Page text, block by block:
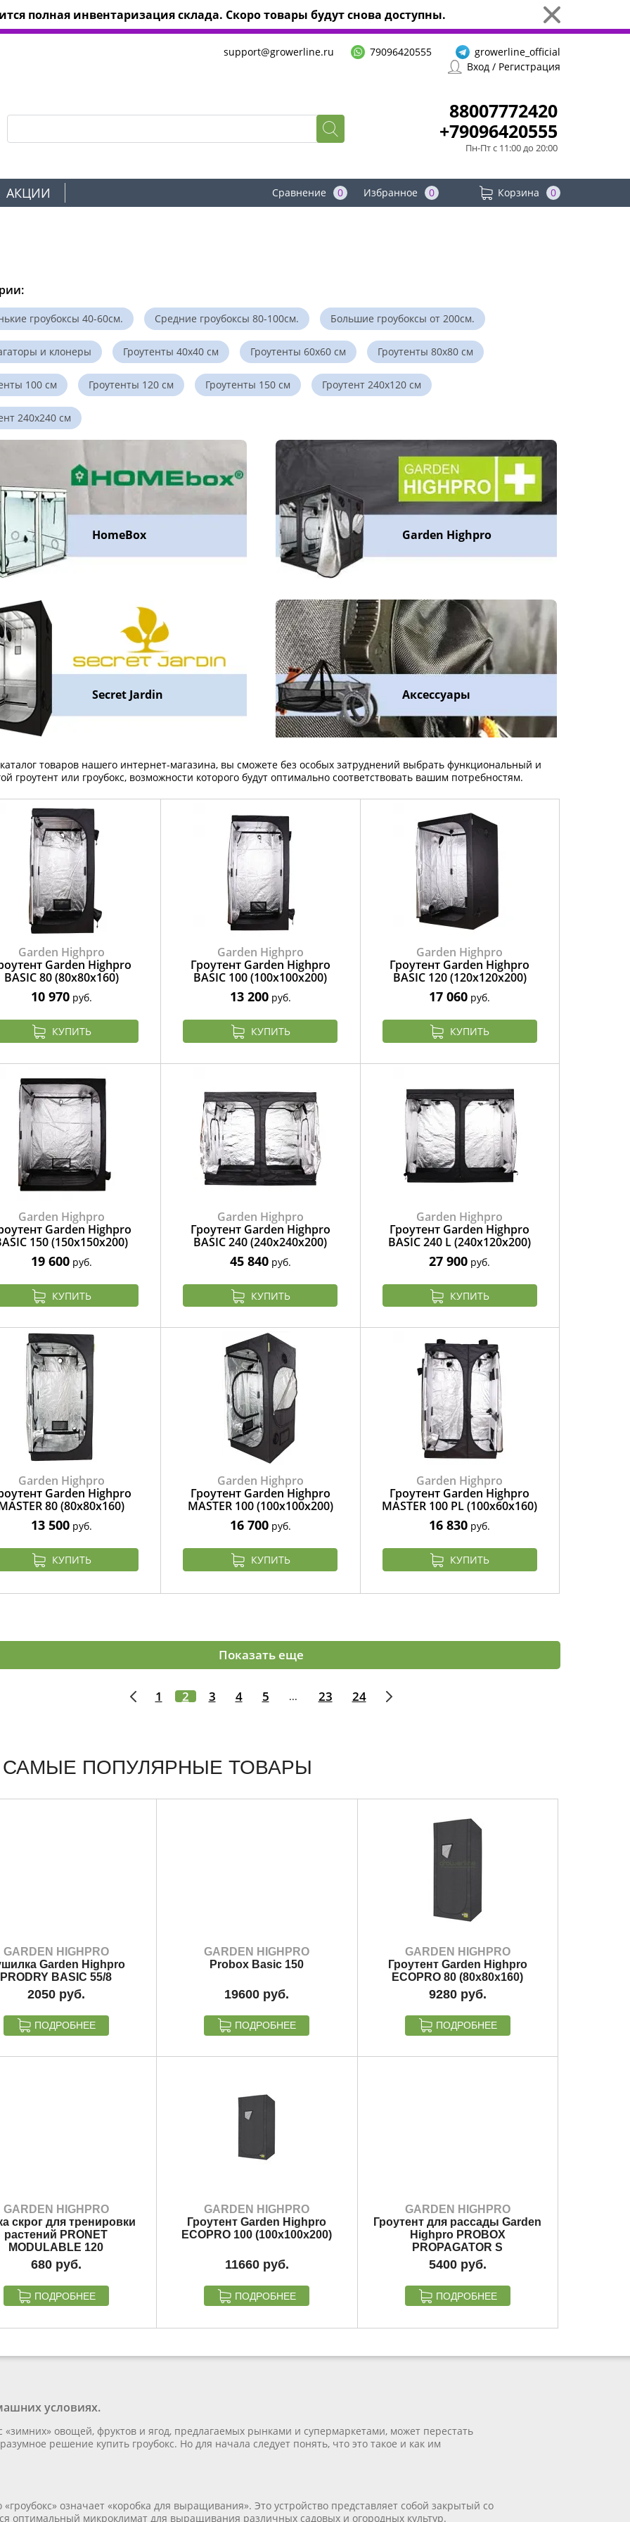
полная инвентаризация склада. Скоро товары будут снова доступны.
support@growerline.ru 79096420555
growerline_official
Вход / Регистрация
88007772420
+79096420555
Пн-Пт с 11:00 до 20:00
АКЦИИ Корзина 0
Избранное 0
Сравнение 0
гроубоксы 40-60см. Средние гроубоксы 80-100см. Большие гроубоксы от 200см.
и клонеры Гроутенты 40x40 см Гроутенты 60х60 см Гроутенты 80х80 см
100 см Гроутенты 120 см Гроутенты 150 см Гроутент 240х120 см
240x240 см
HomeBox Garden Highpro
Secret Jardin Аксессуары
товаров нашего интернет-магазина, вы сможете без особых затруднений выбрать функциональный и
гроутент или гроубокс, возможности которого будут оптимально соответствовать вашим потребностям.
Garden Highpro
Garden Highpro
BASIC 80 (80x80x160)
10 970руб.
КУПИТЬ
Garden Highpro
Гроутент Garden Highpro
BASIC 100 (100x100x200)
13 200руб.
КУПИТЬ
Garden Highpro
Гроутент Garden Highpro
BASIC 120 (120x120x200)
17 060 руб.
КУПИТЬ
Garden Highpro
Garden Highpro
150 (150x150x200)
19 600руб.
КУПИТЬ
Garden Highpro
Гроутент Garden Highpro
BASIC 240 (240x240x200)
45 840руб.
КУПИТЬ
Garden Highpro
Гроутент Garden Highpro
BASIC 240 L (240x120x200)
27 900 руб.
КУПИТЬ
Garden Highpro
Garden Highpro
80 (80x80x160)
13 500руб.
КУПИТЬ
Garden Highpro
Гроутент Garden Highpro
MASTER 100 (100x100x200)
16 700руб.
КУПИТЬ
Garden Highpro
Гроутент Garden Highpro
MASTER 100 PL (100x60x160)
16 830 руб.
КУПИТЬ
Показать еще
1 2 3 4 5 ... 23 24
САМЫЕ ПОПУЛЯРНЫЕ ТОВАРЫ
GARDEN HIGHPRO
Garden Highpro
PRODRY BASIC 55/8
2050
ПОДРОБНЕЕ
GARDEN HIGHPRO
Probox Basic 150
19600
ПОДРОБНЕЕ
GARDEN HIGHPRO
Гроутент Garden Highpro
ECOPRO 80 (80x80x160)
9280
ПОДРОБНЕЕ
GARDEN HIGHPRO
скрог для тренировки
растений PRONET
MODULABLE 120
680
ПОДРОБНЕЕ
GARDEN HIGHPRO
Гроутент Garden Highpro
ECOPRO 100 (100x100x200)
11660
ПОДРОБНЕЕ
GARDEN HIGHPRO
Гроутент для рассады Garden
Highpro PROBOX
PROPAGATOR S
5400
ПОДРОБНЕЕ
условиях.
овощей, фруктов и ягод, предлагаемых рынками и супермаркетами, может перестать
решение купить гроубокс. Но для начала следует понять, что это такое и как им
означает «коробка для выращивания». Это устройство представляет собой закрытый со
оптимальный микроклимат для выращивания различных садовых и огородных культур.